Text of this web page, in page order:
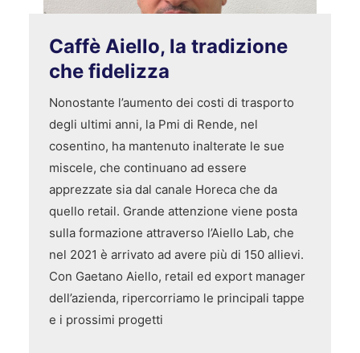
Caffè Aiello, la tradizione
che fidelizza
Nonostante l’aumento dei costi di trasporto
degli ultimi anni, la Pmi di Rende, nel
cosentino, ha mantenuto inalterate le sue
miscele, che continuano ad essere
apprezzate sia dal canale Horeca che da
quello retail. Grande attenzione viene posta
sulla formazione attraverso l’Aiello Lab, che
nel 2021 è arrivato ad avere più di 150 allievi.
Con Gaetano Aiello, retail ed export manager
dell’azienda, ripercorriamo le principali tappe
e i prossimi progetti